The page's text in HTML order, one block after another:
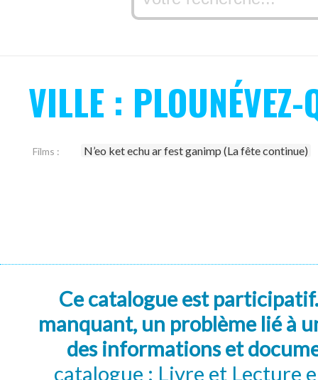
VILLE :
Films : N’eo ket echu ar fest ganimp (La fête continue)
Ce catalogue est
manquant, un problème lié à
des informations et
catalogue : Livre et Lecture